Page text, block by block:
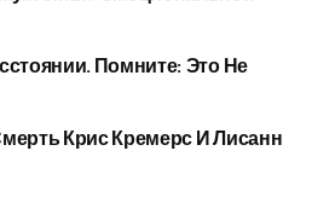
Помните: Это Не
Крис Кремерс И Лисанн